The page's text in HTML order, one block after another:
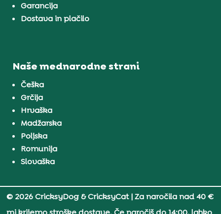
Garancija
Dostava in plačilo
Naše mednarodne strani
Češka
Grčija
Hrvaška
Madžarska
Poljska
Romunija
Slovaška
© 2026 CricksyDog & CricksyCat| Za naročila nad 40 €